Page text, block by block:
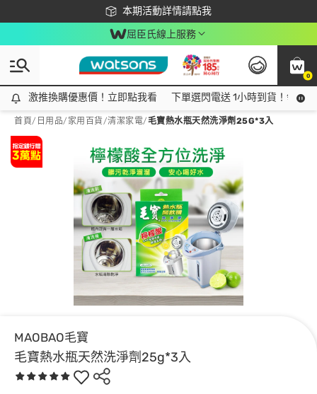
本期活動詳情請點我
下載app最高回饋$350
屈臣氏線上服務
0
激推換購優惠價！立即點我看
激推換購優惠價！立即點我看 下單選閃電送 1小時到貨！領神
首頁/ 日用品/ 家用百貨/清潔家電/毛寶熱水瓶天然洗淨劑25G*3入
MAOBAO毛寶
毛寶熱水瓶天然洗淨劑25g*3入